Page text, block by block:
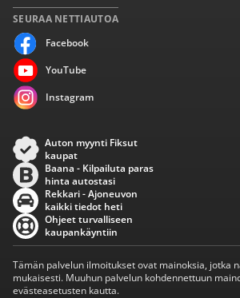
SEURAA NETTIAUTOA
Facebook
YouTube
Instagram
Auton myynti Fiksut
kaupat
Baana - Kilpailuta paras
hinta autostasi
Rekkari - Ajoneuvon
kaikki tiedot heti
Ohjeet turvalliseen
kaupankäyntiin
Tämän palvelun ilmoitukset ovat mainoksia, jotka
mukaisesti. Muuhun palvelun kohdennettuun
evästeasetusten kautta.